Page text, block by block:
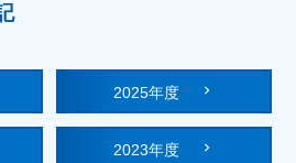
2025年度
2023年度